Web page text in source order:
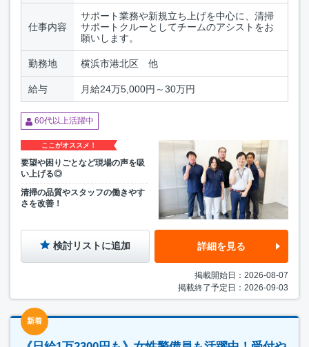
仕事内容
サポート業務や新規立ち上げを中心に、清掃
サポートクルーとしてチームのアシストをお
願いします。
勤務地 横浜市港北区 他
給与 月給24万5,000円～30万円
60代以上活躍中
ここがオススメ！
要望や困りごとなど現場の声を吸
い上げる◎
清掃の品質やスタッフの働きやす
さを改善！
検討リストに追加 詳細を見る
掲載開始日：2026-08-07
掲載終了予定日：2026-09-03
新着